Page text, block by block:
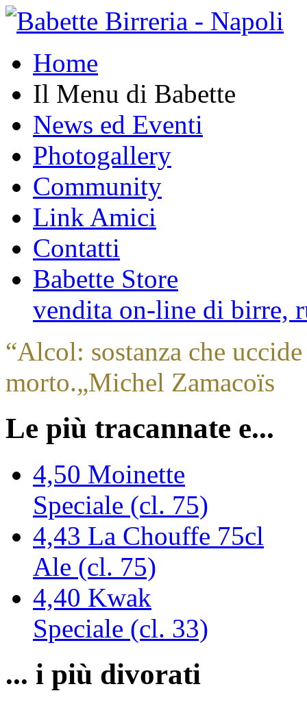
Home
Il Menu di Babette
News ed Eventi
Photogallery
Community
Link Amici
Contatti
Babette Store
vendita on-line di birre,
“Alcol: sostanza che
morto.„Michel Zamacoïs
Le più tracannate e...
4,50 Moinette
Speciale (cl. 75)
4,43 La Chouffe 75cl
Ale (cl. 75)
4,40 Kwak
Speciale (cl. 33)
... i più divorati